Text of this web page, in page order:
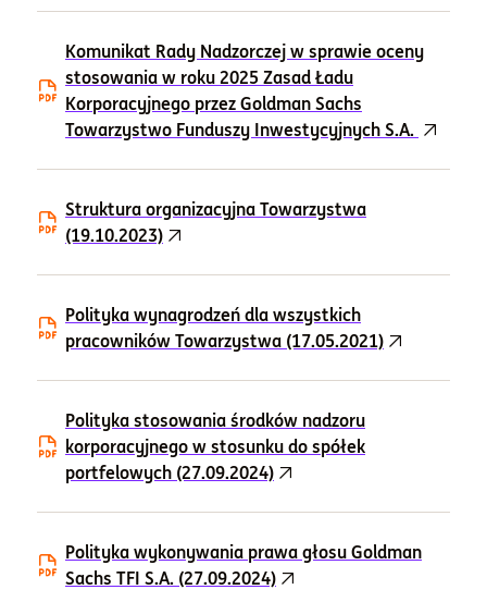
Komunikat Rady Nadzorczej w sprawie oceny
stosowania w roku 2025 Zasad Ładu
Korporacyjnego przez Goldman Sachs
Towarzystwo Funduszy Inwestycyjnych S.A.
Struktura organizacyjna Towarzystwa
(19.10.2023)
Polityka wynagrodzeń dla wszystkich
pracowników Towarzystwa (17.05.2021)
Polityka stosowania środków nadzoru
korporacyjnego w stosunku do spółek
portfelowych (27.09.2024)
Polityka wykonywania prawa głosu Goldman
Sachs TFI S.A. (27.09.2024)